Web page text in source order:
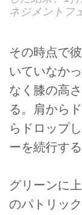
ネジメントフ
その時点で
いていなか
なく膝の高
る。肩から
らドロップ
ーを続行す
グリーンに
のパトリッ